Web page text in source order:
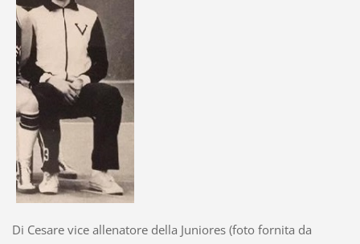
Di Cesare vice allenatore della Juniores (foto fornita da